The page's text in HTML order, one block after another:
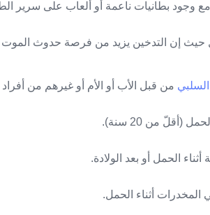
من قبل الأب أو الأم أو غيرهم من أفراد